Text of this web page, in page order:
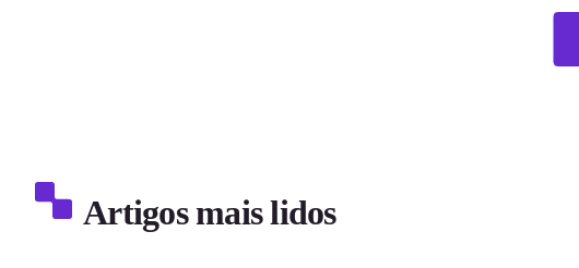
Artigos mais lidos